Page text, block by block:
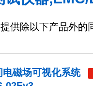
供除以下产品外的
电磁场可视化系统